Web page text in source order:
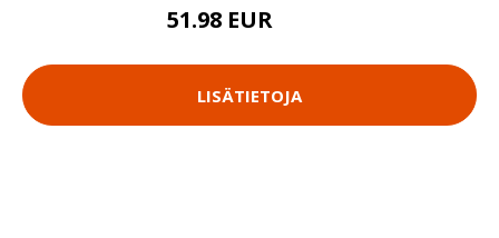
51.98 EUR
LISÄTIETOJA